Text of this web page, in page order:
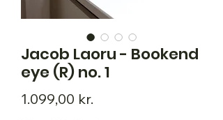
Jacob Laoru - Bookend
eye (R) no. 1
1.099,00 kr.